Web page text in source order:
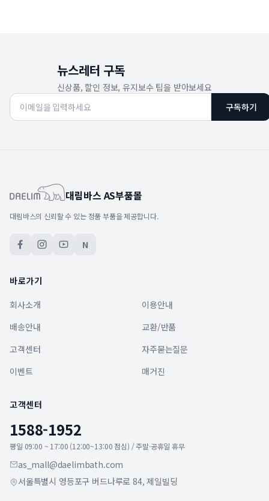
뉴스레터 구독
신상품, 할인 정보, 유지보수 팁을 받아보세요
구독하기
대림바스 AS부품몰
대림바스의 신뢰할 수 있는 정품 부품을 제공합니다.
N
바로가기
회사소개
이용안내
배송안내
교환/반품
고객센터
자주묻는질문
이벤트
매거진
고객센터
1588-1952
평일 09:00 ~ 17:00 (12:00~13:00 점심) / 주말·공휴일 휴무
as_mall@daelimbath.com
서울특별시 영등포구 버드나루로 84, 제일빌딩